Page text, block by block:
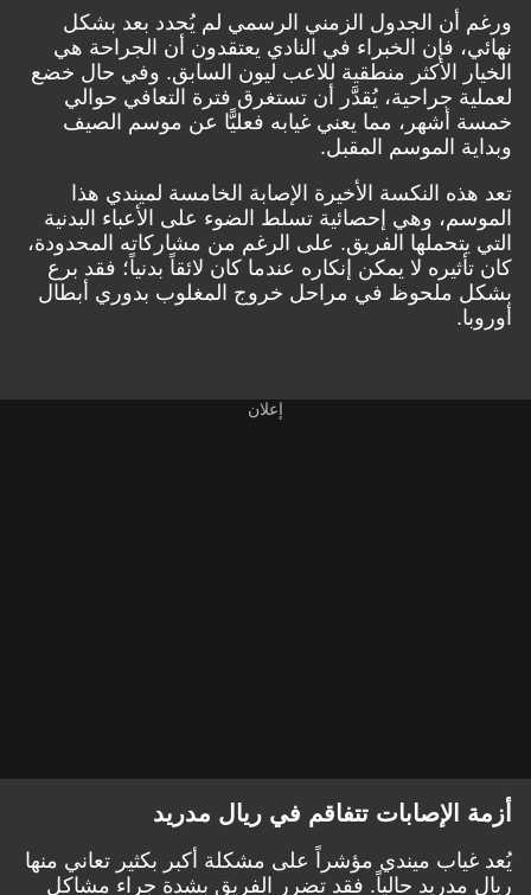
ورغم أن الجدول الزمني الرسمي لم يُحدد بعد بشكل
نهائي، فإن الخبراء في النادي يعتقدون أن الجراحة هي
الخيار الأكثر منطقية للاعب ليون السابق. وفي حال خضع
لعملية جراحية، يُقدَّر أن تستغرق فترة التعافي حوالي
خمسة أشهر، مما يعني غيابه فعليًّا عن موسم الصيف
وبداية الموسم المقبل.
تعد هذه النكسة الأخيرة الإصابة الخامسة لميندي هذا
الموسم، وهي إحصائية تسلط الضوء على الأعباء البدنية
التي يتحملها الفريق. على الرغم من مشاركاته المحدودة،
كان تأثيره لا يمكن إنكاره عندما كان لائقاً بدنياً؛ فقد برع
بشكل ملحوظ في مراحل خروج المغلوب بدوري أبطال
أوروبا.
أزمة الإصابات تتفاقم في ريال مدريد
يُعد غياب ميندي مؤشراً على مشكلة أكبر بكثير تعاني منها
ريال مدريد حالياً. فقد تضرر الفريق بشدة جراء مشاكل